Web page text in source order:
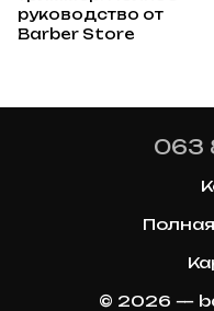
руководство от
Barber Store
063
© 2026 —